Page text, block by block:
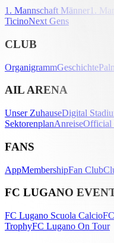
1. Mannschaft Männer 1.
TicinoNext Gens
CLUB
OrganigrammGeschichte
AIL ARENA
Unser ZuhauseDigital
SektorenplanAnreiseOfficial
FANS
AppMembershipFan Club
FC LUGANO
FC Lugano Scuola Calcio
TrophyFC Lugano On Tour